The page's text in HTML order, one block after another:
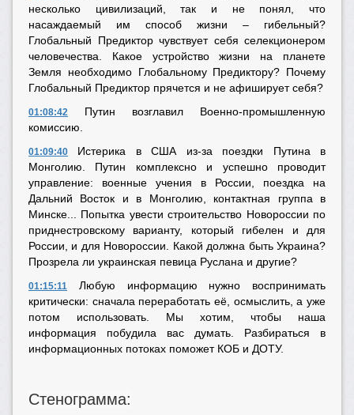
несколько цивилизаций, так и не понял, что
насаждаемый им способ жизни – гибельный?
Глобальный Предиктор чувствует себя селекционером
человечества. Какое устройство жизни на планете
Земля необходимо Глобальному Предиктору? Почему
Глобальный Предиктор прячется и не афиширует себя?
01:08:42 Путин возглавил Военно-промышленную
комиссию.
01:09:40 Истерика в США из-за поездки Путина в
Монголию. Путин комплексно и успешно проводит
управление: военные учения в России, поездка на
Дальний Восток и в Монголию, контактная группа в
Минске... Попытка увести строительство Новороссии по
приднестровскому варианту, который гибелен и для
России, и для Новороссии. Какой должна быть Украина?
Прозрела ли украинская певица Руслана и другие?
01:15:11 Любую информацию нужно воспринимать
критически: сначала переработать её, осмыслить, а уже
потом использовать. Мы хотим, чтобы наша
информация побудила вас думать. Разбираться в
информационных потоках поможет КОБ и ДОТУ.
Стенограмма: